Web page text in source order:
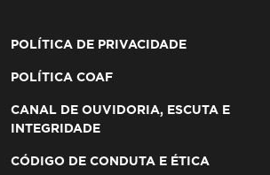
POLÍTICA DE PRIVACIDADE
POLÍTICA COAF
CANAL DE OUVIDORIA, ESCUTA E
INTEGRIDADE
CÓDIGO DE CONDUTA E ÉTICA